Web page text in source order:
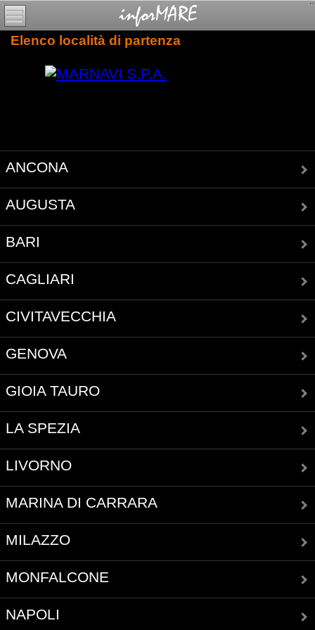
Elenco località di partenza
ANCONA
AUGUSTA
BARI
CAGLIARI
CIVITAVECCHIA
GENOVA
GIOIA TAURO
LA SPEZIA
LIVORNO
MARINA DI CARRARA
MILAZZO
MONFALCONE
NAPOLI